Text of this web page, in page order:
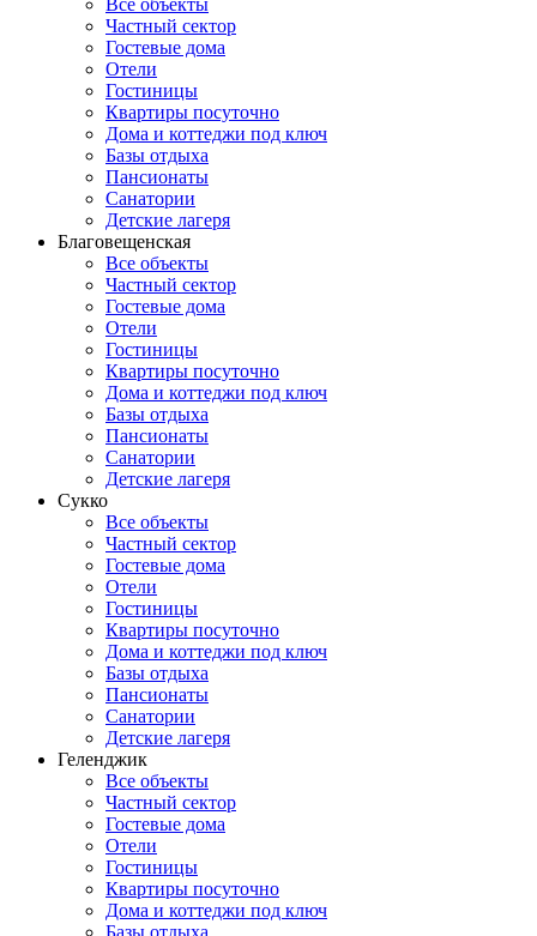
Все объекты
Частный сектор
Гостевые дома
Отели
Гостиницы
Квартиры посуточно
Дома и коттеджи под ключ
Базы отдыха
Пансионаты
Санатории
Детские лагеря
Благовещенская
Все объекты
Частный сектор
Гостевые дома
Отели
Гостиницы
Квартиры посуточно
Дома и коттеджи под ключ
Базы отдыха
Пансионаты
Санатории
Детские лагеря
Сукко
Все объекты
Частный сектор
Гостевые дома
Отели
Гостиницы
Квартиры посуточно
Дома и коттеджи под ключ
Базы отдыха
Пансионаты
Санатории
Детские лагеря
Геленджик
Все объекты
Частный сектор
Гостевые дома
Отели
Гостиницы
Квартиры посуточно
Дома и коттеджи под ключ
Базы отдыха